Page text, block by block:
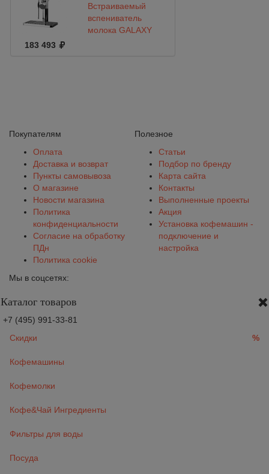
Встраиваемый
вспениватель
молока GALAXY
183 493
Покупателям
Оплата
Доставка и возврат
Пункты самовывоза
О магазине
Новости магазина
Политика
конфиденциальности
Согласие на обработку
ПДн
Политика cookie
Полезное
Статьи
Подбор по бренду
Карта сайта
Контакты
Выполненные проекты
Акция
Установка кофемашин -
подключение и
настройка
Мы в соцсетях:
Каталог товаров
+7 (495) 991-33-81
Скидки
%
Кофемашины
Кофемолки
Кофе&Чай Ингредиенты
Фильтры для воды
Посуда